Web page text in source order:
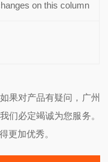
on this column
果对产品有疑问，广州
们必定竭诚为您服务。
更加优秀。